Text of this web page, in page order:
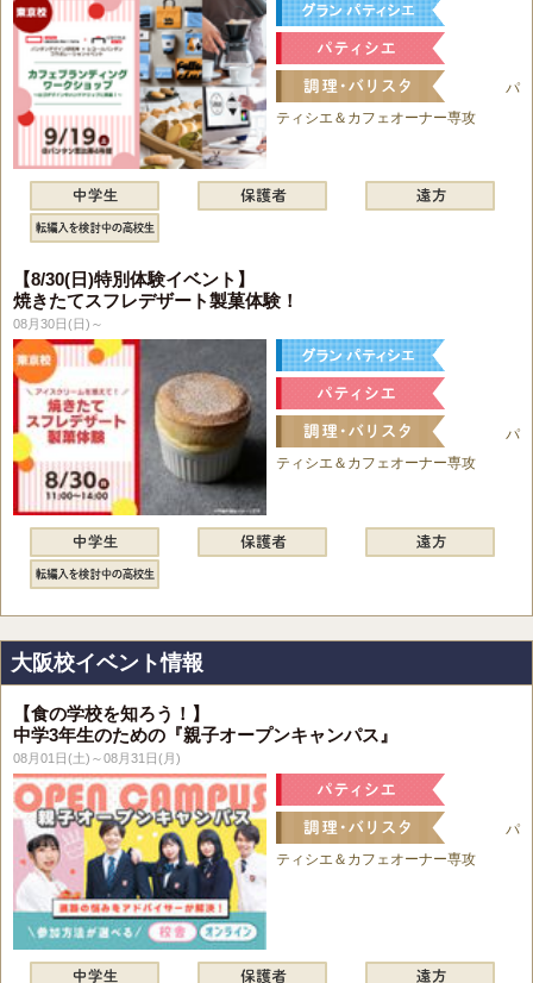
パ
ティシエ＆カフェオーナー専攻
【8/30(日)特別体験イベント】
焼きたてスフレデザート製菓体験！
08月30日(日)～
パ
ティシエ＆カフェオーナー専攻
大阪校イベント情報
【食の学校を知ろう！】
中学3年生のための『親子オープンキャンパス』
08月01日(土)～08月31日(月)
パ
ティシエ＆カフェオーナー専攻